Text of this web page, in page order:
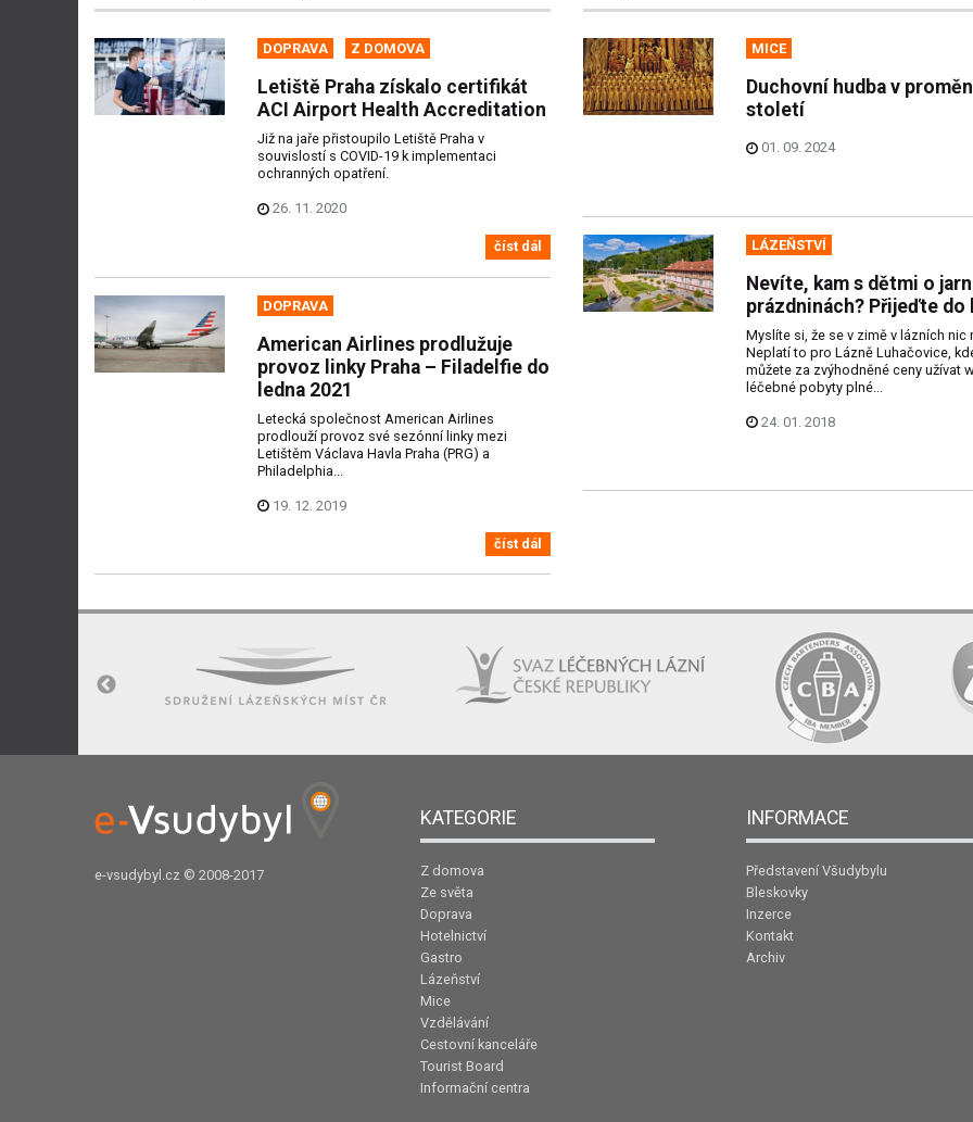
DOPRAVA Z DOMOVA
Letiště Praha získalo certifikát
ACI Airport Health Accreditation
Již na jaře přistoupilo Letiště Praha v
souvislostí s COVID-19 k implementaci
ochranných opatření.
26. 11. 2020
číst dál
DOPRAVA
American Airlines prodlužuje
provoz linky Praha – Filadelfie do
ledna 2021
Letecká společnost American Airlines
prodlouží provoz své sezónní linky mezi
Letištěm Václava Havla Praha (PRG) a
Philadelphia...
19. 12. 2019
číst dál
MICE
Duchovní hudba v
století
01. 09. 2024
LÁZEŇSTVÍ
Nevíte, kam s dětmi o
prázdninách? Přijeďte do
Myslíte si, že se v zimě v lázních nic
Neplatí to pro Lázně Luhačovice,
můžete za zvýhodněné ceny užívat
léčebné pobyty plné...
24. 01. 2018
e-vsudybyl.cz © 2008-2017
KATEGORIE
Z domova
Ze světa
Doprava
Hotelnictví
Gastro
Lázeňství
Mice
Vzdělávání
Cestovní kanceláře
Tourist Board
Informační centra
INFORMACE
Představení Všudybylu
Bleskovky
Inzerce
Kontakt
Archiv